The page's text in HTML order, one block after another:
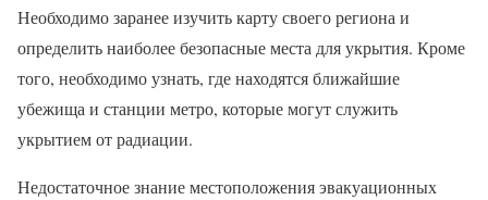
Необходимо заранее изучить карту своего региона и
определить наиболее безопасные места для укрытия. Кроме
того, необходимо узнать, где находятся ближайшие
убежища и станции метро, которые могут служить
укрытием от радиации.
Недостаточное знание местоположения эвакуационных